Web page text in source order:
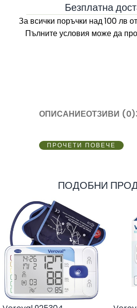
Безплатна
За всички поръчки над 100 лв
Пълните условия може да
ОПИСАНИЕОТЗИВИ (0)
ПРОЧЕТИ ПОВЕЧЕ
ПОДОБНИ